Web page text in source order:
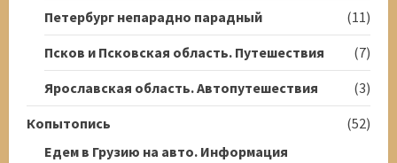
Петербург непарадно парадный
(11)
Псков и Псковская область. Путешествия
(7)
Ярославская область. Автопутешествия
(3)
Копытопись
(52)
Едем в Грузию на авто. Информация